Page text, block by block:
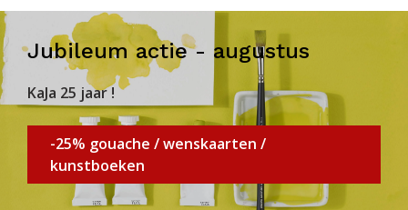
Jubileum actie - augustus
KaJa 25 jaar !
-25% gouache / wenskaarten /
kunstboeken